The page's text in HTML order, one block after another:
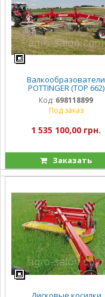
Валкообразователи
POTTINGER (TOP 662)
Код: 698118899
Под заказ
1 535 100,00 грн.
Заказать